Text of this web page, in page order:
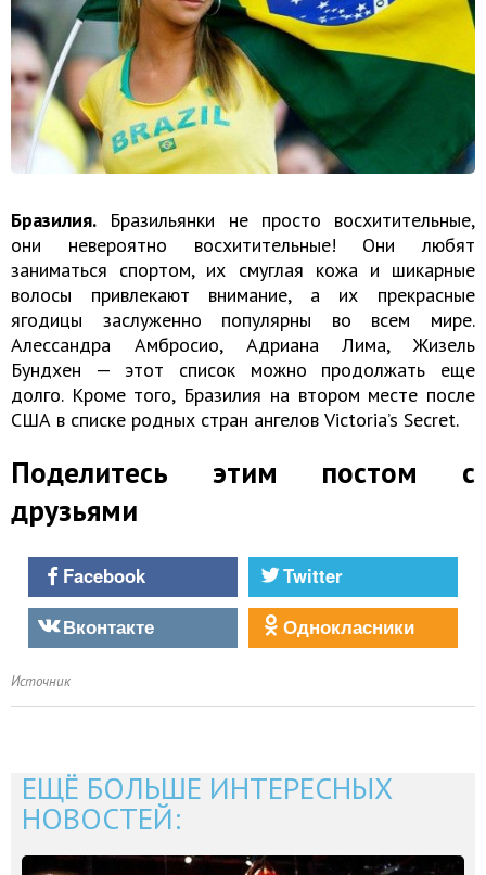
Бразилия. Бразильянки не просто восхитительные,
они невероятно восхитительные! Они любят
заниматься спортом, их смуглая кожа и шикарные
волосы привлекают внимание, а их прекрасные
ягодицы заслуженно популярны во всем мире.
Алессандра Амбросио, Адриана Лима, Жизель
Бундхен — этот список можно продолжать еще
долго. Кроме того, Бразилия на втором месте после
США в списке родных стран ангелов Victoria’s Secret.
Поделитесь этим постом с
друзьями
Facebook
Twitter
Вконтакте
Однокласники
Источник
ЕЩЁ БОЛЬШЕ ИНТЕРЕСНЫХ
НОВОСТЕЙ: